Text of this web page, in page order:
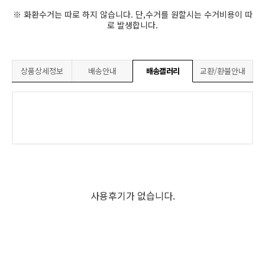
※ 화환수거는 따로 하지 않습니다. 단,수거를 원할시는 수거비용이 따
로 발생합니다.
상품상세정보 배송안내 배송갤러리 교환/환불안내
사용후기가 없습니다.